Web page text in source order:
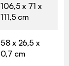
106,5 x 71 x
111,5 cm
58 x 26,5 x
0,7 cm